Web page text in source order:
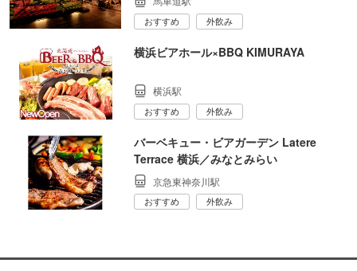
おすすめ 外飲み
横浜ビアホール×BBQ KIMURAYA
横浜駅
おすすめ 外飲み
バーベキュー・ビアガーデン Latere
Terrace 横浜／みなとみらい
京急東神奈川駅
おすすめ 外飲み